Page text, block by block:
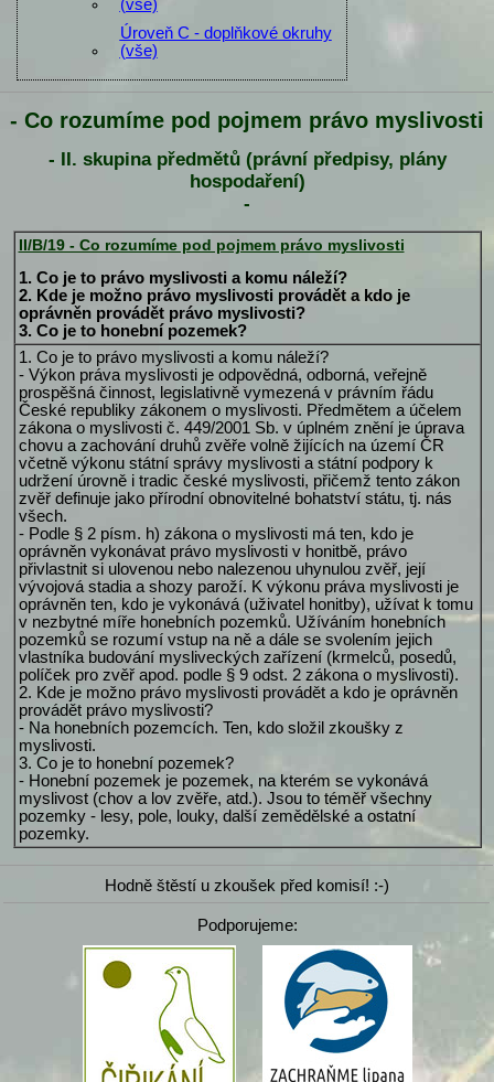
(vše)
Úroveň C - doplňkové okruhy
(vše)
- Co rozumíme pod pojmem právo myslivosti
- II. skupina předmětů (právní předpisy, plány
hospodaření)
-
II/B/19 - Co rozumíme pod pojmem právo myslivosti
1. Co je to právo myslivosti a komu náleží?
2. Kde je možno právo myslivosti provádět a kdo je
oprávněn provádět právo myslivosti?
3. Co je to honební pozemek?
1. Co je to právo myslivosti a komu náleží?
- Výkon práva myslivosti je odpovědná, odborná, veřejně
prospěšná činnost, legislativně vymezená v právním řádu
České republiky zákonem o myslivosti. Předmětem a účelem
zákona o myslivosti č. 449/2001 Sb. v úplném znění je úprava
chovu a zachování druhů zvěře volně žijících na území ČR
včetně výkonu státní správy myslivosti a státní podpory k
udržení úrovně i tradic české myslivosti, přičemž tento zákon
zvěř definuje jako přírodní obnovitelné bohatství státu, tj. nás
všech.
- Podle § 2 písm. h) zákona o myslivosti má ten, kdo je
oprávněn vykonávat právo myslivosti v honitbě, právo
přivlastnit si ulovenou nebo nalezenou uhynulou zvěř, její
vývojová stadia a shozy paroží. K výkonu práva myslivosti je
oprávněn ten, kdo je vykonává (uživatel honitby), užívat k tomu
v nezbytné míře honebních pozemků. Užíváním honebních
pozemků se rozumí vstup na ně a dále se svolením jejich
vlastníka budování mysliveckých zařízení (krmelců, posedů,
políček pro zvěř apod. podle § 9 odst. 2 zákona o myslivosti).
2. Kde je možno právo myslivosti provádět a kdo je oprávněn
provádět právo myslivosti?
- Na honebních pozemcích. Ten, kdo složil zkoušky z
myslivosti.
3. Co je to honební pozemek?
- Honební pozemek je pozemek, na kterém se vykonává
myslivost (chov a lov zvěře, atd.). Jsou to téměř všechny
pozemky - lesy, pole, louky, další zemědělské a ostatní
pozemky.
Hodně štěstí u zkoušek před komisí! :-)
Podporujeme: